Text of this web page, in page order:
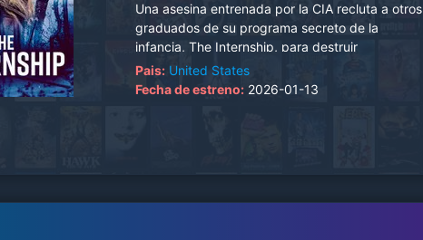
Una asesina entrenada por la CIA recluta a otros
graduados de su programa secreto de la
infancia, The Internship, para destruir
violentamente la organización. La CIA
contraataca con fuerza letal..
Pais: United States
Fecha de estreno: 2026-01-13